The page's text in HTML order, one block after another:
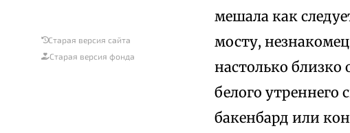
Старая версия сайта
Старая версия фонда
мешала как
мосту,
настолько близко
белого утреннего
бакенбард или